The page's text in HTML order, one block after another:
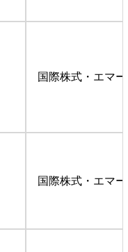
国際株式・エマ
国際株式・エマ